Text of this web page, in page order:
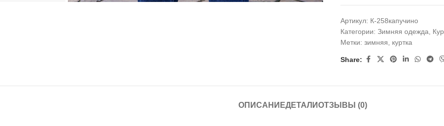
Артикул: К-258капучино
Категории: Зимняя одежда
Метки: зимняя куртка
Share:
ОПИСАНИЕДЕТАЛИОТЗЫВЫ (0)